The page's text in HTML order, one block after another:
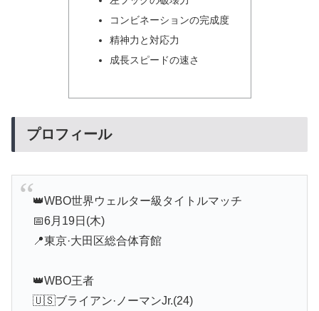
コンビネーションの完成度
精神力と対応力
成長スピードの速さ
プロフィール
👑WBO世界ウェルター級タイトルマッチ
📅6月19日(木)
📍東京·大田区総合体育館
👑WBO王者
🇺🇸ブライアン·ノーマンJr.(24)